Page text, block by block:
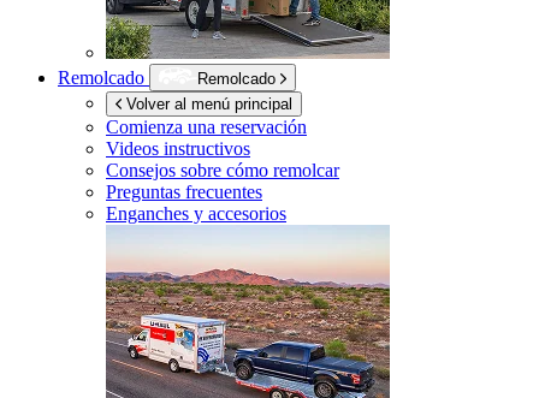
Remolcado
Remolcado
Volver al menú principal
Comienza una reservación
Videos instructivos
Consejos sobre cómo remolcar
Preguntas frecuentes
Enganches y accesorios